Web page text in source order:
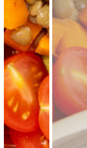
35er Falafel-
Dubai Halloumi